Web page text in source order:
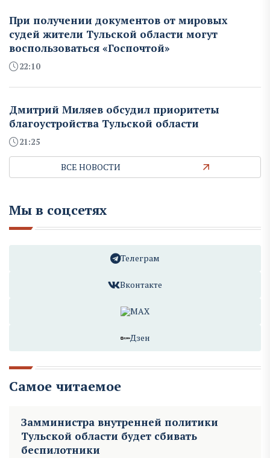
При получении документов от мировых
судей жители Тульской области могут
воспользоваться «Госпочтой»
22:10
Дмитрий Миляев обсудил приоритеты
благоустройства Тульской области
21:25
ВСЕ НОВОСТИ
Мы в соцсетях
Телеграм
Вконтакте
MAX
Дзен
Самое читаемое
Замминистра внутренней политики
Тульской области будет сбивать
беспилотники